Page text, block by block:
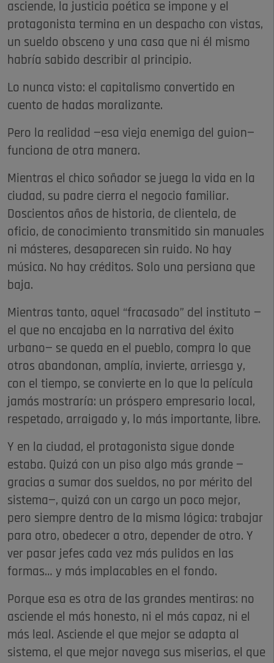
asciende, la justicia poética se impone y el
protagonista termina en un despacho con vistas,
un sueldo obsceno y una casa que ni él mismo
habría sabido describir al principio.
Lo nunca visto: el capitalismo convertido en
cuento de hadas moralizante.
Pero la realidad —esa vieja enemiga del guion—
funciona de otra manera.
Mientras el chico soñador se juega la vida en la
ciudad, su padre cierra el negocio familiar.
Doscientos años de historia, de clientela, de
oficio, de conocimiento transmitido sin manuales
ni másteres, desaparecen sin ruido. No hay
música. No hay créditos. Solo una persiana que
baja.
Mientras tanto, aquel “fracasado” del instituto —
el que no encajaba en la narrativa del éxito
urbano— se queda en el pueblo, compra lo que
otros abandonan, amplía, invierte, arriesga y,
con el tiempo, se convierte en lo que la película
jamás mostraría: un próspero empresario local,
respetado, arraigado y, lo más importante, libre.
Y en la ciudad, el protagonista sigue donde
estaba. Quizá con un piso algo más grande —
gracias a sumar dos sueldos, no por mérito del
sistema—, quizá con un cargo un poco mejor,
pero siempre dentro de la misma lógica: trabajar
para otro, obedecer a otro, depender de otro. Y
ver pasar jefes cada vez más pulidos en las
formas… y más implacables en el fondo.
Porque esa es otra de las grandes mentiras: no
asciende el más honesto, ni el más capaz, ni el
más leal. Asciende el que mejor se adapta al
sistema, el que mejor navega sus miserias, el que